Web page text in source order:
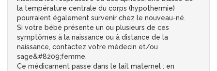
la température centrale du corps (hypothermie)
pourraient également survenir chez le nouveau-né.
Si votre bébé présente un ou plusieurs de ces
symptômes à la naissance ou à distance de la
naissance, contactez votre médecin et/ou
sage&#8209;femme.
Ce médicament passe dans le lait maternel : en